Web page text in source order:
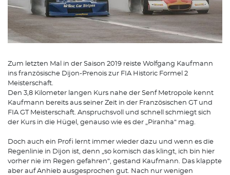
Zum letzten Mal in der Saison 2019 reiste Wolfgang Kaufmann
ins französische Dijon-Prenois zur FIA Historic Formel 2
Meisterschaft.
Den 3,8 Kilometer langen Kurs nahe der Senf Metropole kennt
Kaufmann bereits aus seiner Zeit in der Französischen GT und
FIA GT Meisterschaft. Anspruchsvoll und schnell schmiegt sich
der Kurs in die Hügel, genauso wie es der „Piranha“ mag.
Doch auch ein Profi lernt immer wieder dazu und wenn es die
Regenlinie in Dijon ist, denn „so komisch das klingt, ich bin hier
vorher nie im Regen gefahren“, gestand Kaufmann. Das klappte
aber auf Anhieb ausgesprochen gut. Nach nur wenigen